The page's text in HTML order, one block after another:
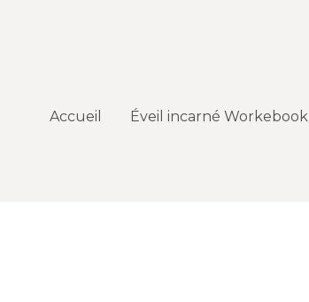
Accueil Éveil incarné Workebook
Accueil Éveil incarné Workebook